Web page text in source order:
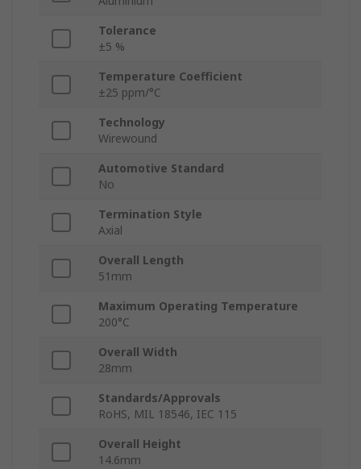
Tolerance
±5 %
Temperature Coefficient
±25 ppm/°C
Technology
Wirewound
Automotive Standard
No
Termination Style
Axial
Overall Length
51mm
Maximum Operating Temperature
200°C
Overall Width
28mm
Standards/Approvals
RoHS, MIL 18546, IEC 115
Overall Height
14.6mm